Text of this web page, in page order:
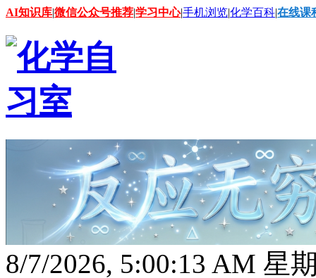
AI知识库|微信公众号推荐|学习中心|手机浏览|化学百科|在线课
8/7/2026, 5:00:14 AM 星